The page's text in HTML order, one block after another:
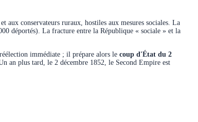
conservateurs ruraux, hostiles aux mesures sociales. La
déportés). La fracture entre la République « sociale » et la
immédiate ; il prépare alors le coup d'État du 2
an plus tard, le 2 décembre 1852, le Second Empire est